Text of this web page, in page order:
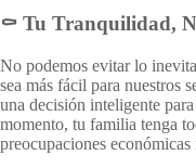
⚰️ Tu Tranquilidad,
No podemos evitar lo
sea más fácil para nuestros
una decisión inteligente
momento, tu familia tenga
preocupaciones